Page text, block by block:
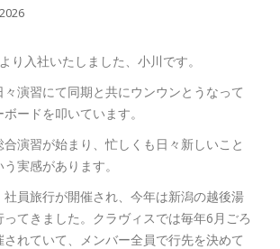
り入社いたしました、小川です。
々演習にて同期と共にウンウンとうなって
ードを叩いています。
演習が始まり、忙しくも日々新しいこと
実感があります。
社員旅行が開催され、今年は新潟の越後湯
てきました。クラヴィスでは毎年6月ごろ
れていて、メンバー全員で行先を決めて